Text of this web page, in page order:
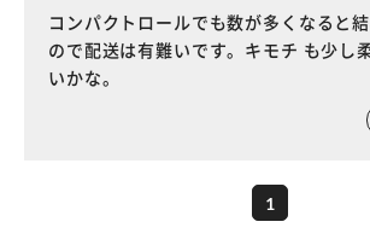
コンパクトロールでも数が多くなると
ので配送は有難いです。キモチ も少し
いかな。
1